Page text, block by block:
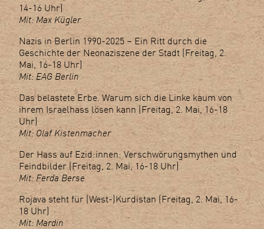
14-16 Uhr)
Mit: Max Kügler
Nazis in Berlin 1990-2025 – Ein Ritt durch die
Geschichte der Neonaziszene der Stadt (Freitag, 2.
Mai, 16-18 Uhr)
Mit: EAG Berlin
Das belastete Erbe. Warum sich die Linke kaum von
ihrem Israelhass lösen kann (Freitag, 2. Mai, 16-18
Uhr)
Mit: Olaf Kistenmacher
Der Hass auf Ezid:innen: Verschwörungsmythen und
Feindbilder (Freitag, 2. Mai, 16-18 Uhr)
Mit: Ferda Berse
Rojava steht für (West-)Kurdistan (Freitag, 2. Mai, 16-
18 Uhr)
Mit: Mardin